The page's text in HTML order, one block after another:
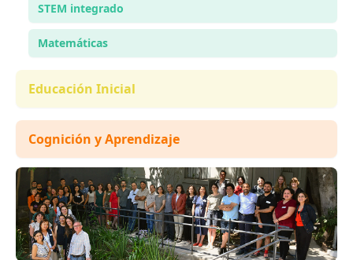
STEM integrado
Matemáticas
Educación Inicial
Cognición y Aprendizaje